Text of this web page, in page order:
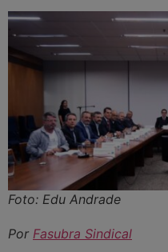
Foto: Edu Andrade
Por Fasubra Sindical